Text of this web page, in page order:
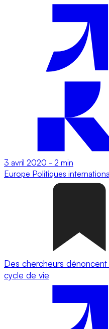
3 avril 2020 - 2 min
Europe Politiques
Des chercheurs
cycle de vie